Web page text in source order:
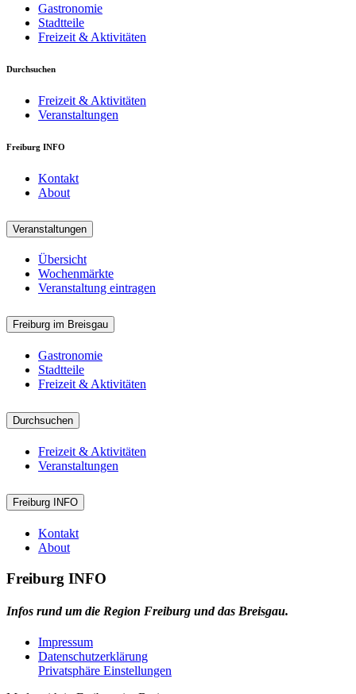
Gastronomie
Stadtteile
Freizeit & Aktivitäten
Durchsuchen
Freizeit & Aktivitäten
Veranstaltungen
Freiburg INFO
Kontakt
About
Veranstaltungen
Übersicht
Wochenmärkte
Veranstaltung eintragen
Freiburg im Breisgau
Gastronomie
Stadtteile
Freizeit & Aktivitäten
Durchsuchen
Freizeit & Aktivitäten
Veranstaltungen
Freiburg INFO
Kontakt
About
Freiburg INFO
Infos rund um die Region Freiburg und das Breisgau.
Impressum
Datenschutzerklärung
Privatsphäre Einstellungen